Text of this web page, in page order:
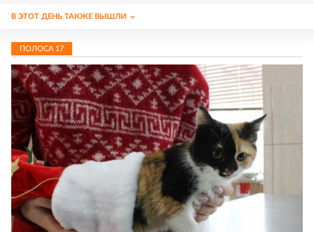
В ЭТОТ ДЕНЬ ТАКЖЕ ВЫШЛИ
ПОЛОСА 17